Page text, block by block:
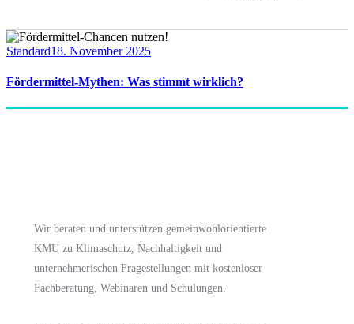
Standard18. November 2025
Fördermittel-Mythen: Was stimmt wirklich?
Wir beraten und unterstützen gemeinwohlorientierte
KMU zu Klimaschutz, Nachhaltigkeit und
unternehmerischen Fragestellungen mit kostenloser
Fachberatung, Webinaren und Schulungen.